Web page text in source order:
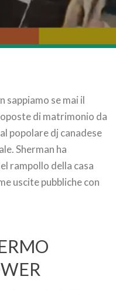
sappiamo se mai il
di matrimonio da
popolare dj canadese
Sherman ha
rampollo della casa
uscite pubbliche con